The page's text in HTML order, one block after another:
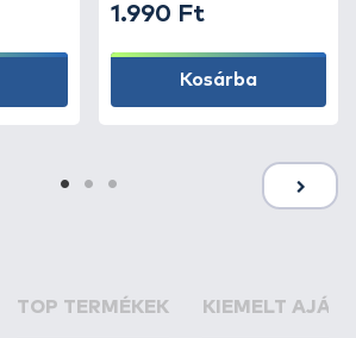
1.990 Ft
Kosárba
TOP TERMÉKEK KIEMELT